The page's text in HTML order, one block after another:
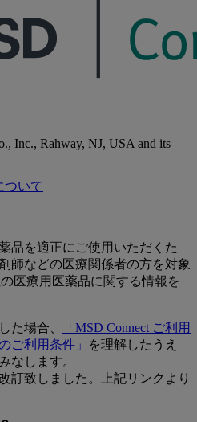
Inc., Rahway, NJ, USA and its
ついて
品を適正にご使用いただくた
師などの医療関係者の方を対象
医療用医薬品に関する情報を
た場合、
「MSD Connect ご利用
ご利用条件」
を理解したうえ
なします。
訂致しました。上記リンクより